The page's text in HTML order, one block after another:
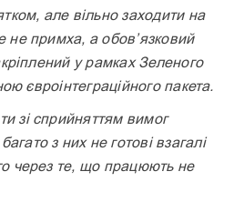
але вільно заходити на
примха, а обов’язковий
у рамках Зеленого
євроінтеграційного пакета.
зі сприйняттям вимог
з них не готові взагалі
через те, що працюють не